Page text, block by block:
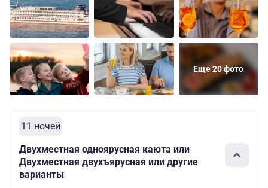
Еще 20 фото
11 ночей
Двухместная одноярусная каюта или
Двухместная двухъярусная или другие
варианты